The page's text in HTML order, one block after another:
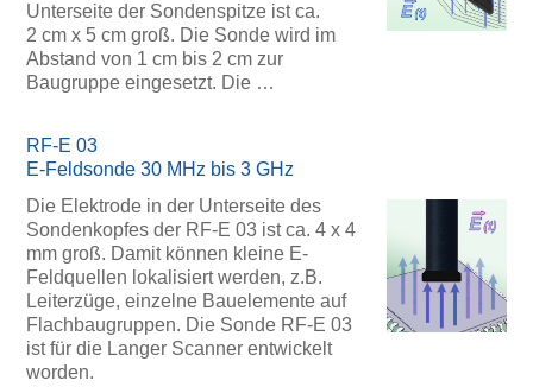
Unterseite der Sondenspitze ist ca.
2 cm x 5 cm groß. Die Sonde wird im
Abstand von 1 cm bis 2 cm zur
Baugruppe eingesetzt. Die …
RF-E 03
E-Feldsonde 30 MHz bis 3 GHz
Die Elektrode in der Unterseite des
Sondenkopfes der RF-E 03 ist ca. 4 x 4
mm groß. Damit können kleine E-
Feldquellen lokalisiert werden, z.B.
Leiterzüge, einzelne Bauelemente auf
Flachbaugruppen. Die Sonde RF-E 03
ist für die Langer Scanner entwickelt
worden.